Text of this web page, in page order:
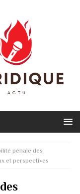
pénale des
et perspectives